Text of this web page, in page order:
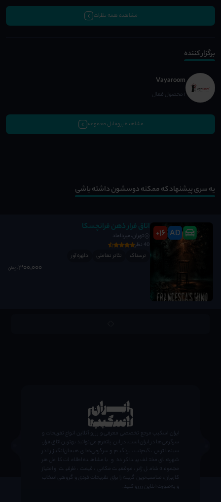
مشاهده همه نظرات
برگزار کننده
Vayaroom
1 محصول فعال
مشاهده پروفایل مجموعه
یه سری پیشنهاد که ممکنه دوسشون داشته باشی
AD
16
+
اتاق فرار ذهن فرانچسکا
تهران،میرداماد
40 نظر
ترسناک
تئاتر تعاملی دلهره آور
300٬000تومان
ایران اسکیپ مرجع تخصصی معرفی و رزرو آنلاین انواع تفریحات و
سرگرمی‌ها در ایران است. در این پلتفرم می‌توانید بهترین اتاق فرار،
سینما ترس، گیم‌نت، بردگیم و سرگرمی‌های هیجان‌انگیز را در
شهرهای مختلف پیدا کرده و با مشاهده اطلاعات کامل هر
مجموعه شامل ژانر، موقعیت مکانی، قیمت، ظرفیت و امتیاز
کاربران، مناسب‌ترین گزینه را برای تفریحات فردی و گروهی انتخاب
و به‌صورت آنلاین رزرو کنید.